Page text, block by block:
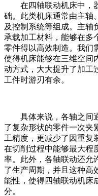
在四轴联动机床中，
础。此类机床通常由主轴
及控制系统等组成。主轴
承载加工材料，能够在多
零件得以高效制造。我们
使得机床能够在三维空间
动方式，大大提升了加工
工件时游刃有余。
具体来说，各轴之间
了复杂形状的零件一次夹
工精度，更减少了因重复
在切削过程中能够最大程
率。此外，各轴联动还允
了生产周期，并且这种高
能性，使得四轴联动机床
分。